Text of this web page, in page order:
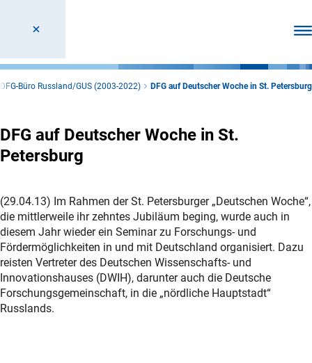
DFG-Büro Russland/GUS (2003-2022) DFG auf Deutscher Woche in St. Petersburg
DFG auf Deutscher Woche in St.
Petersburg
(29.04.13) Im Rahmen der St. Petersburger „Deutschen Woche“,
die mittlerweile ihr zehntes Jubiläum beging, wurde auch in
diesem Jahr wieder ein Seminar zu Forschungs- und
Fördermöglichkeiten in und mit Deutschland organisiert. Dazu
reisten Vertreter des Deutschen Wissenschafts- und
Innovationshauses (DWIH), darunter auch die Deutsche
Forschungsgemeinschaft, in die „nördliche Hauptstadt“
Russlands.